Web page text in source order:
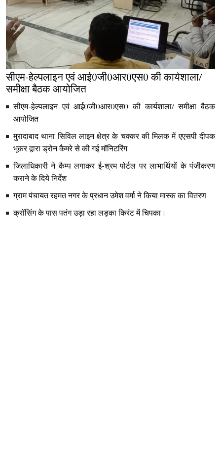
सीएम-हेल्पलाइन एवं आई0जी0आर0एस0 की कार्यशाला/
समीक्षा बैठक आयोजित
सीएम-हेल्पलाइन एवं आई0जी0आर0एस0 की कार्यशाला/ समीक्षा बैठक
आयोजित
मुरादाबाद थाना सिविल लाइन क्षेत्र के चक्कर की मिलक में एएसपी दीपक
भूकर द्वारा ड्रोन कैमरे से की गई मॉनिटरिंग
जिलाधिकारी ने कैम्प लगाकर ई-श्रम पोर्टल पर लाभार्थियों के पंजीकरण
कराने के दिये निर्देश
ग्राम पंचायत रहमत नगर के प्रधान उमेश वर्मा ने किया मास्क का वितरण
क्रॉसिंग के पास पतंग उड़ा रहा लड़का किरंट में चिपका।